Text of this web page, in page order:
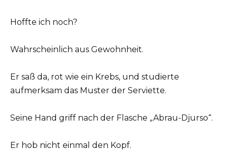
Hoffte ich noch?
Wahrscheinlich aus Gewohnheit.
Er saß da, rot wie ein Krebs, und studierte
aufmerksam das Muster der Serviette.
Seine Hand griff nach der Flasche „Abrau-Djurso“.
Er hob nicht einmal den Kopf.